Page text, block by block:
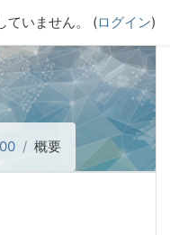
ていません。 (ログイン)
概要